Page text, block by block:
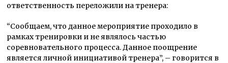
ответственность переложили на тренера:
“Сообщаем, что данное мероприятие проходило в
рамках тренировки и не являлось частью
соревновательного процесса. Данное поощрение
является личной инициативой тренера”, – говорится в